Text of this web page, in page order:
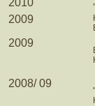
2010
2009
2009
2008/ 09